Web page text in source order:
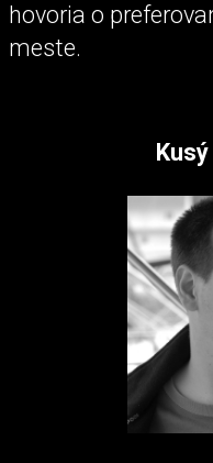
hovoria o
meste.